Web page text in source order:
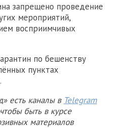
запрещено проведение
мероприятий,
восприимчивых
по бешенству
пунктах
есть каналы в Telegram
быть в курсе
материалов